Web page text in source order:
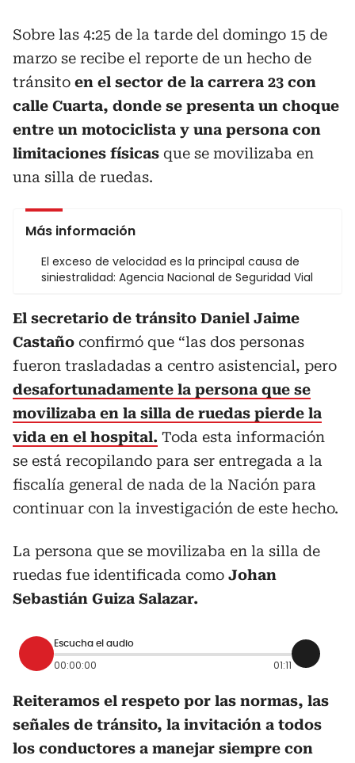
Sobre las 4:25 de la tarde del domingo 15 de
marzo se recibe el reporte de un hecho de
tránsito en el sector de la carrera 23 con
calle Cuarta, donde se presenta un choque
entre un motociclista y una persona con
limitaciones físicas que se movilizaba en
una silla de ruedas.
Más información
El exceso de velocidad es la principal causa de
siniestralidad: Agencia Nacional de Seguridad Vial
El secretario de tránsito Daniel Jaime
Castaño confirmó que “las dos personas
fueron trasladadas a centro asistencial, pero
desafortunadamente la persona que se
movilizaba en la silla de ruedas pierde la
vida en el hospital. Toda esta información
se está recopilando para ser entregada a la
fiscalía general de nada de la Nación para
continuar con la investigación de este hecho.
La persona que se movilizaba en la silla de
ruedas fue identificada como Johan
Sebastián Guiza Salazar.
Escucha el audio
00:00:00 01:11
Reiteramos el respeto por las normas, las
señales de tránsito, la invitación a todos
los conductores a manejar siempre con